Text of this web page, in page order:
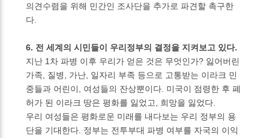
의견수렴을 위해 민간인 조사단을 추가로 파견할 촉구한
다.
6. 전 세계의 시민들이 우리정부의 결정을 지켜보고 있다.
지난 1차 파병 이후 우리가 얻은 것은 무엇인가? 잃어버린
가족, 질병, 가난, 일자리 부족 등으로 고통받는 이라크 민
중들과 어린이, 여성들의 잔상뿐이다. 미국이 점령한 후 폐
허가 된 이라크 땅은 평화를 잃었고, 희망을 잃었다.
우리 여성들은 평화로운 미래를 내다보는 우리 정부의 용
단을 기대한다. 정부는 전투부대 파병 여부를 자국의 이익